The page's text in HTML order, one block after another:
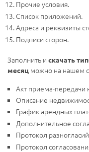
Прочие условия.
Список приложений.
Адреса и реквизиты
Подписи сторон.
Заполнить и скачать
месяц можно на нашем
Акт приема-
Описание
График арендных
Дополнительное
Протокол
Протокол